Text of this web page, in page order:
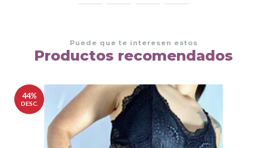
Puede que te interesen estos
Productos recomendados
44%
DESC.